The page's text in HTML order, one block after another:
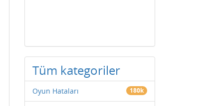
Tüm kategoriler
Oyun Hataları 180k